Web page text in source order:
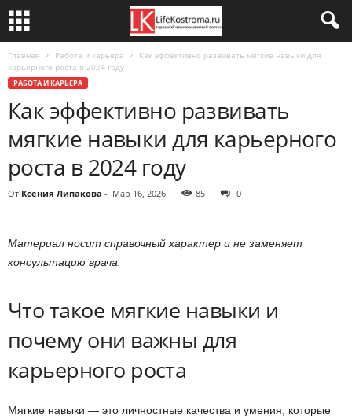
Главная Работа и карьера
Как эффективно развивать мягкие навыки для
карьерного роста в 2024 году
РАБОТА И КАРЬЕРА
Как эффективно развивать
мягкие навыки для карьерного
роста в 2024 году
От Ксения Липакова - Мар 16, 2026 85 0
Материал носит справочный характер и не заменяет
консультацию врача.
Что такое мягкие навыки и
почему они важны для
карьерного роста
Мягкие навыки — это личностные качества и умения, которые